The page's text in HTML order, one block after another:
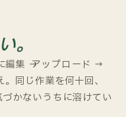
。
集 → アップロード →
同じ作業を何十回、
かないうちに溶けてい